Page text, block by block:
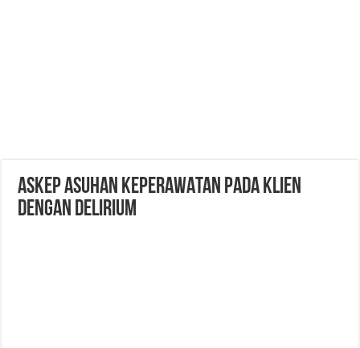
ASKEP ASUHAN KEPERAWATAN PADA KLIEN
DENGAN DELIRIUM